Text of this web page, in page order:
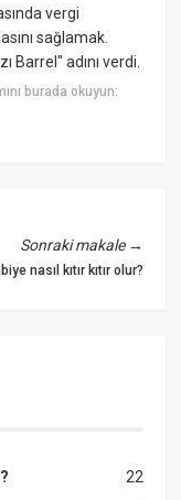
vergi
sağlamak.
Barrel" adını verdi.
burada okuyun:
Sonraki makale→
nasıl kıtır kıtır olur?
22